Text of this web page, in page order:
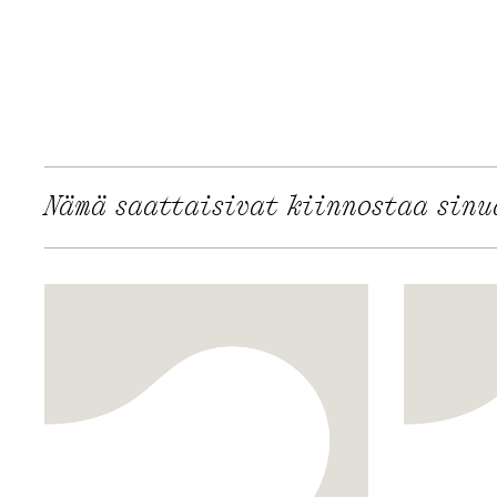
Nämä saattaisivat kiinnostaa